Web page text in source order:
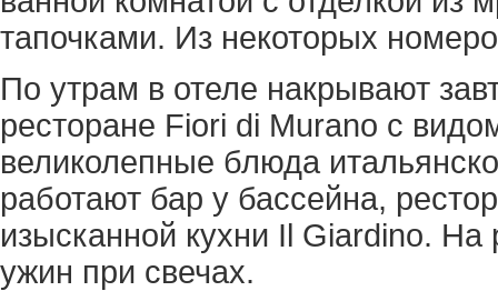
тапочками. Из некоторых
По утрам в отеле накрывают
ресторане Fiori di Murano с
великолепные блюда
работают бар у бассейна,
изысканной кухни Il Giardino. На
ужин при свечах.